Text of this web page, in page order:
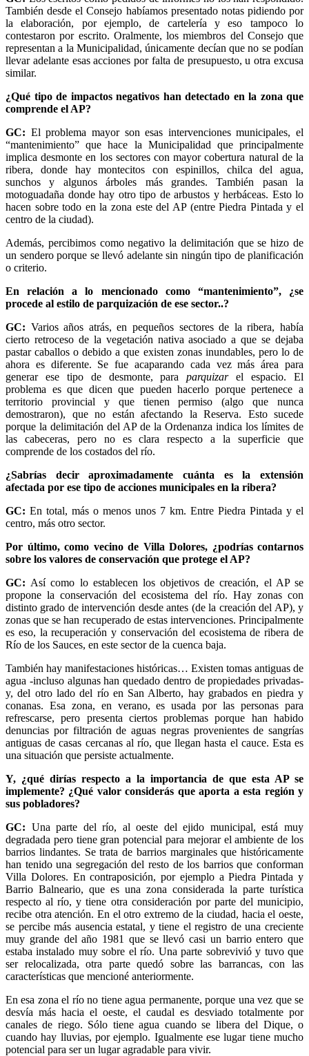
También desde el Consejo habíamos presentado notas pidiendo por
la elaboración, por ejemplo, de cartelería y eso tampoco lo
contestaron por escrito. Oralmente, los miembros del Consejo que
representan a la Municipalidad, únicamente decían que no se podían
llevar adelante esas acciones por falta de presupuesto, u otra excusa
similar.
¿Qué tipo de impactos negativos han detectado en la zona que
comprende el AP?
GC: El problema mayor son esas intervenciones municipales, el
“mantenimiento” que hace la Municipalidad que principalmente
implica desmonte en los sectores con mayor cobertura natural de la
ribera, donde hay montecitos con espinillos, chilca del agua,
sunchos y algunos árboles más grandes. También pasan la
motoguadaña donde hay otro tipo de arbustos y herbáceas. Esto lo
hacen sobre todo en la zona este del AP (entre Piedra Pintada y el
centro de la ciudad).
Además, percibimos como negativo la delimitación que se hizo de
un sendero porque se llevó adelante sin ningún tipo de planificación
o criterio.
En relación a lo mencionado como “mantenimiento”, ¿se
procede al estilo de parquización de ese sector..?
GC: Varios años atrás, en pequeños sectores de la ribera, había
cierto retroceso de la vegetación nativa asociado a que se dejaba
pastar caballos o debido a que existen zonas inundables, pero lo de
ahora es diferente. Se fue acaparando cada vez más área para
generar ese tipo de desmonte, paraparquizarel espacio. El
problema es que dicen que pueden hacerlo porque pertenece a
territorio provincial y que tienen permiso (algo que nunca
demostraron), que no están afectando la Reserva. Esto sucede
porque la delimitación del AP de la Ordenanza indica los límites de
las cabeceras, pero no es clara respecto a la superficie que
comprende de los costados del río.
¿Sabrías decir aproximadamente cuánta es la extensión
afectada por ese tipo de acciones municipales en la ribera?
GC: En total, más o menos unos 7 km. Entre Piedra Pintada y el
centro, más otro sector.
Por último, como vecino de Villa Dolores, ¿podrías contarnos
sobre los valores de conservación que protege el AP?
GC: Así como lo establecen los objetivos de creación, el AP se
propone la conservación del ecosistema del río. Hay zonas con
distinto grado de intervención desde antes (de la creación del AP), y
zonas que se han recuperado de estas intervenciones. Principalmente
es eso, la recuperación y conservación del ecosistema de ribera de
Río de los Sauces, en este sector de la cuenca baja.
También hay manifestaciones históricas… Existen tomas antiguas de
agua -incluso algunas han quedado dentro de propiedades privadas-
y, del otro lado del río en San Alberto, hay grabados en piedra y
conanas. Esa zona, en verano, es usada por las personas para
refrescarse, pero presenta ciertos problemas porque han habido
denuncias por filtración de aguas negras provenientes de sangrías
antiguas de casas cercanas al río, que llegan hasta el cauce. Esta es
una situación que persiste actualmente.
Y, ¿qué dirías respecto a la importancia de que esta AP se
implemente? ¿Qué valor considerás que aporta a esta región y
sus pobladores?
GC: Una parte del río, al oeste del ejido municipal, está muy
degradada pero tiene gran potencial para mejorar el ambiente de los
barrios lindantes. Se trata de barrios marginales que históricamente
han tenido una segregación del resto de los barrios que conforman
Villa Dolores. En contraposición, por ejemplo a Piedra Pintada y
Barrio Balneario, que es una zona considerada la parte turística
respecto al río, y tiene otra consideración por parte del municipio,
recibe otra atención. En el otro extremo de la ciudad, hacia el oeste,
se percibe más ausencia estatal, y tiene el registro de una creciente
muy grande del año 1981 que se llevó casi un barrio entero que
estaba instalado muy sobre el río. Una parte sobrevivió y tuvo que
ser relocalizada, otra parte quedó sobre las barrancas, con las
características que mencioné anteriormente.
En esa zona el río no tiene agua permanente, porque una vez que se
desvía más hacia el oeste, el caudal es desviado totalmente por
canales de riego. Sólo tiene agua cuando se libera del Dique, o
cuando hay lluvias, por ejemplo. Igualmente ese lugar tiene mucho
potencial para ser un lugar agradable para vivir.